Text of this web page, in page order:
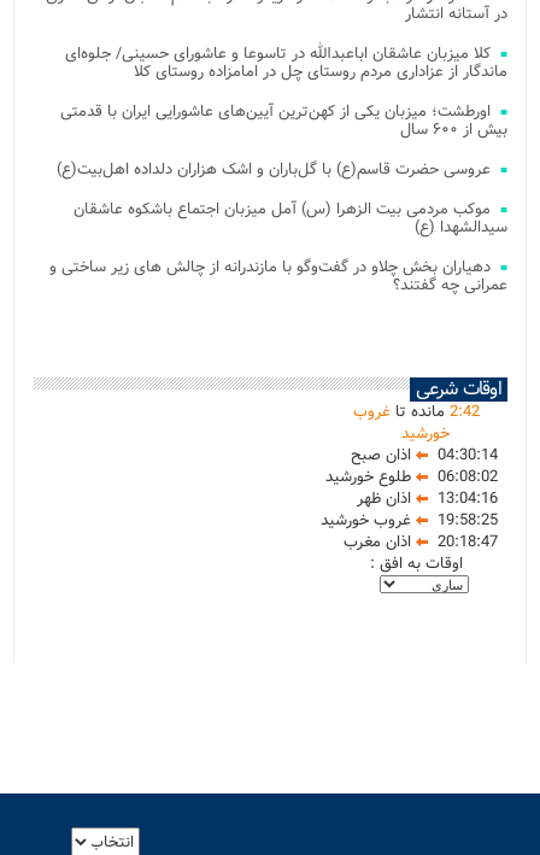
در آستانه انتشار
کلا میزبان عاشقان اباعبدالله در تاسوعا و عاشورای حسینی/ جلوه‌ای
ماندگار از عزاداری مردم روستای چل در امامزاده روستای کلا
اورطشت؛ میزبان یکی از کهن‌ترین آیین‌های عاشورایی ایران با قدمتی
بیش از ۶۰۰ سال
عروسی حضرت قاسم(ع) با گل‌باران و اشک هزاران دلداده اهل‌بیت(ع)
موکب مردمی بیت‌ الزهرا (س) آمل میزبان اجتماع باشکوه عاشقان
سیدالشهدا (ع)
دهیاران بخش چلاو در گفت‌وگو با مازندرانه از چالش های زیر ساختی و
عمرانی چه گفتند؟
اوقات شرعی
2:42 مانده تاغروب
خورشید
04:30:14
اذان صبح
06:08:02
طلوع خورشید
13:04:16
اذان ظهر
19:58:25
غروب خورشید
20:18:47
اذان مغرب
اوقات به افق :